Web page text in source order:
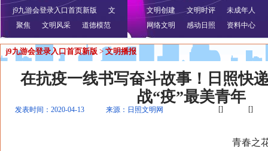
j9九游会登录入口首页新版
文
明播报
公益视频
聚焦 文明风采 道德模范
文明创建 文明时评
未成年人
网络文明
感动日照 资料中心
j9九游会登录入口首页新版 > 文明播报
在抗疫一线书写奋斗故事！日照快
战“疫”最美青年
发表时间：2020-04-13 来源：日照文明网 [] []
青春之